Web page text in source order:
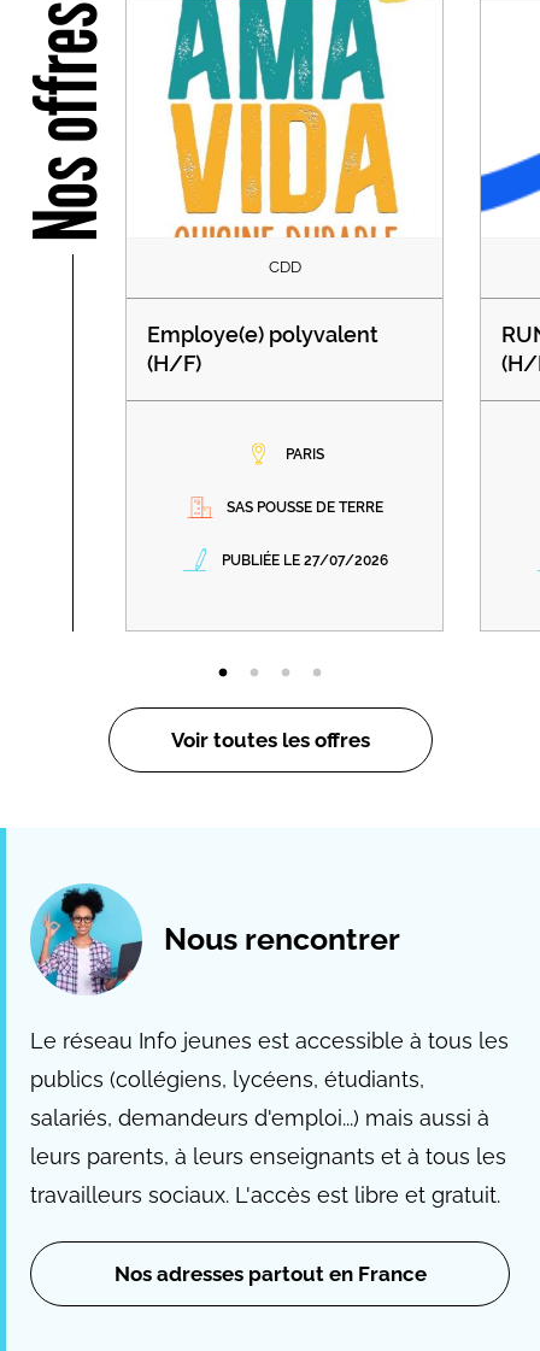
Nos offres
CDD
Employe(e) polyvalent
(H/F)
PARIS
SAS POUSSE DE TERRE
PUBLIÉE LE 27/07/2026
(H/
Voir toutes les offres
Nous rencontrer
Le réseau Info jeunes est accessible à tous les
publics (collégiens, lycéens, étudiants,
salariés, demandeurs d'emploi...) mais aussi à
leurs parents, à leurs enseignants et à tous les
travailleurs sociaux. L'accès est libre et gratuit.
Nos adresses partout en France